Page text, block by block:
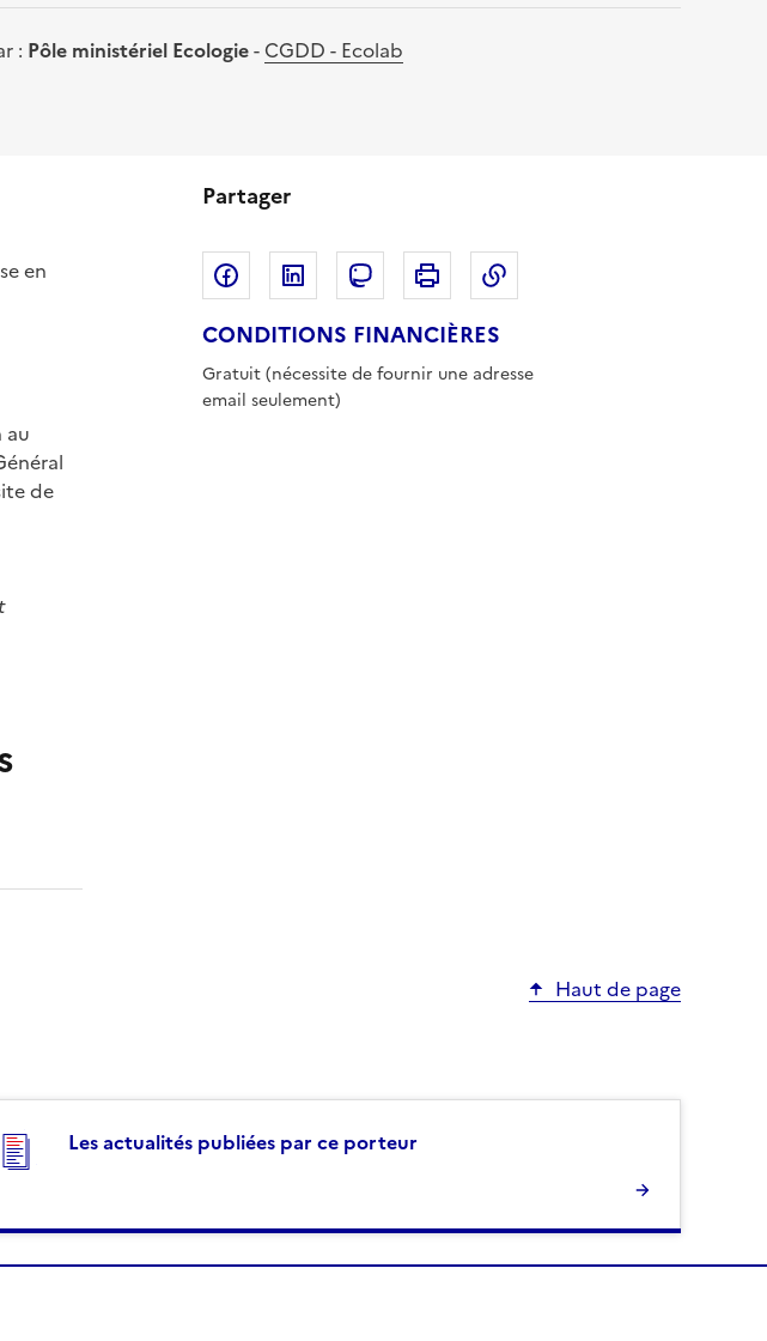
: Pôle ministériel Ecologie- CGDD - Ecolab
en
au
de
Partager
Partager sur Facebook
Partager sur LinkedIn
Partager sur Mastodon
Imprimer
CONDITIONS FINANCIÈRES
Gratuit (nécessite de fournir une adresse
email seulement)
Haut de page
Les actualités publiées par ce porteur